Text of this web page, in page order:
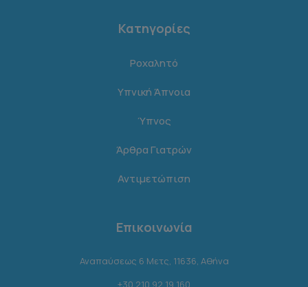
Κατηγορίες
Ροχαλητό
Υπνική Άπνοια
Ύπνος
Άρθρα Γιατρών
Αντιμετώπιση
Επικοινωνία
Αναπαύσεως 6 Μετς, 11636, Αθήνα
+30 210 92 19 160